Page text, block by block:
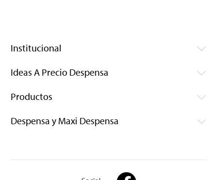
Institucional
Ideas A Precio Despensa
Productos
Despensa y Maxi Despensa